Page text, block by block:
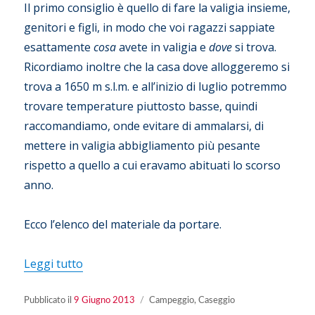
Il primo consiglio è quello di fare la valigia insieme,
genitori e figli, in modo che voi ragazzi sappiate
esattamentecosaavete in valigia edovesi trova.
Ricordiamo inoltre che la casa dove alloggeremo si
trova a 1650 m s.l.m. e all’inizio di luglio potremmo
trovare temperature piuttosto basse, quindi
raccomandiamo, onde evitare di ammalarsi, di
mettere in valigia abbigliamento più pesante
rispetto a quello a cui eravamo abituati lo scorso
anno.
Ecco l’elenco del materiale da portare.
Leggi tutto
Pubblicato ilPubblicato
9 Giugno 2013 Categorie
Campeggio,Caseggio